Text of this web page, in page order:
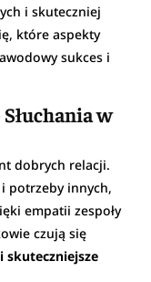
i skuteczniej
które aspekty
sukces i
w
dobrych relacji.
potrzeby innych,
empatii zespoły
czują się
skuteczniejsze